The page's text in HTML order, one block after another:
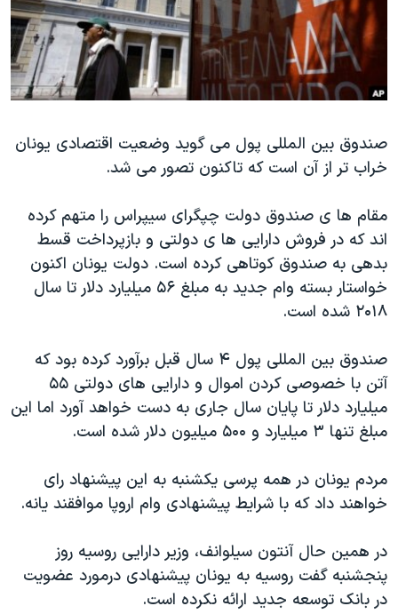
فرهنگ و زندگی
حقوق شهروندی
اقتصادی
اسرائیل در جنگ
گالری عکس
آرشیو پخش زنده
مستندها
انتخابات ریاست جمهوری آمریکا ۲۰۲۴
حمله جمهوری اسلامی به اسرائیل
ورزش زنان در ایران
اعتراضات زن، زندگی، آزادی
مجموعه مستندهای دادخواهی
تریبونال مردمی آبان ۹۸
دادگاه حمید نوری
چهل سال گروگان‌گیری
اعتراضات مردمی آبان ۹۸
اسرائیل در جنگ
نرگس محمدی برنده جایزه نوبل صلح
صفحه‌های ویژه
دنبال کنید
زبانهای مختلف
صندوق بین المللی پول می گوید وضعیت اقتصادی یونان
خراب تر از آن است که تاکنون تصور می شد.
مقام ها ی صندوق دولت چپگرای سیپراس را متهم کرده
اند که در فروش دارایی ها ی دولتی و بازپرداخت قسط
بدهی به صندوق کوتاهی کرده است. دولت یونان اکنون
خواستار بسته وام جدید به مبلغ ۵۶ میلیارد دلار تا سال
۲۰۱۸ شده است.
صندوق بین المللی پول ۴ سال قبل برآورد کرده بود که
آتن با خصوصی کردن اموال و دارایی های دولتی ۵۵
میلیارد دلار تا پایان سال جاری به دست خواهد آورد اما این
مبلغ تنها ۳ میلیارد و ۵۰۰ میلیون دلار شده است.
مردم یونان در همه پرسی یکشنبه به این پیشنهاد رای
خواهند داد که با شرایط پیشنهادی وام اروپا موافقند یانه.
در همین حال آنتون سیلوانف، وزیر دارایی روسیه روز
پنجشنبه گفت روسیه به یونان پیشنهادی درمورد عضویت
در بانک توسعه جدید ارائه نکرده است.